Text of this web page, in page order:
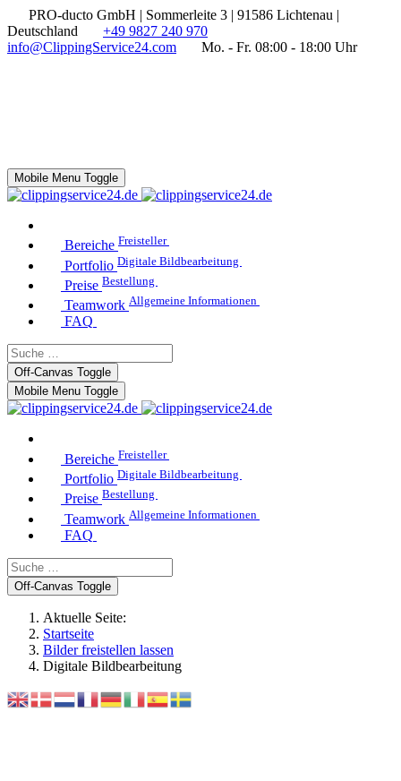
PRO-ducto GmbH | Sommerleite 3 | 91586 Lichtenau |
Deutschland
+49 9827 240 970
info@ClippingService24.com
Mo. - Fr. 08:00 - 18:00 Uhr
Mobile Menu Toggle
Bereiche Freisteller
Portfolio Digitale Bildbearbeitung
Preise Bestellung
Teamwork Allgemeine Informationen
FAQ
Off-Canvas Toggle
Mobile Menu Toggle
Bereiche Freisteller
Portfolio Digitale Bildbearbeitung
Preise Bestellung
Teamwork Allgemeine Informationen
FAQ
Off-Canvas Toggle
Aktuelle Seite:
Startseite
Bilder freistellen lassen
Digitale Bildbearbeitung